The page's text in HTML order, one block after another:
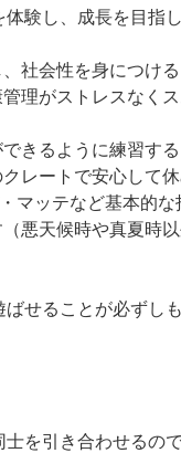
験し、成長を目指し
社会性を身につける
理がストレスなく
きるように練習する
レートで安心して
マッテなど基本的な
悪天候時や真夏時
せることが必ずし
を引き合わせるの